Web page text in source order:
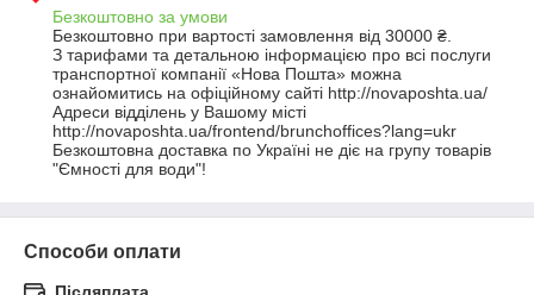
Безкоштовно за умови
Безкоштовно при вартості замовлення від 30000 ₴.
З тарифами та детальною інформацією про всі послуги
транспортної компанії «Нова Пошта» можна
ознайомитись на офіційному сайті http://novaposhta.ua/
Адреси відділень у Вашому місті
http://novaposhta.ua/frontend/brunchoffices?lang=ukr
Безкоштовна доставка по Україні не діє на групу товарів
"Ємності для води"!
Способи оплати